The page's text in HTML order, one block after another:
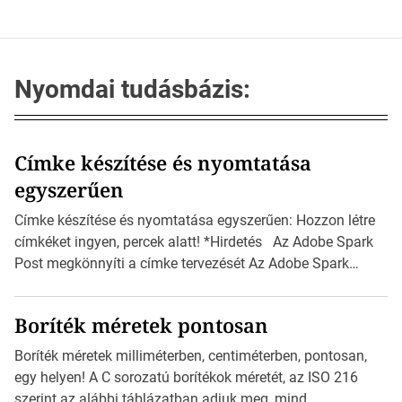
Nyomdai tudásbázis:
Címke készítése és nyomtatása
egyszerűen
Címke készítése és nyomtatása egyszerűen: Hozzon létre
címkéket ingyen, percek alatt! *Hirdetés Az Adobe Spark
Post megkönnyíti a címke tervezését Az Adobe Spark
igazán foroghatnak a kreatív fogaskerekek, miközben
zajlik a saját címke készítése. Hogyan készítsünk címkét?
Válasszon méretet és alakot: Válassza ki a kívánt címke
méretét. Akár néhány […]
Boríték méretek pontosan
Boríték méretek milliméterben, centiméterben, pontosan,
egy helyen! A C sorozatú borítékok méretét, az ISO 216